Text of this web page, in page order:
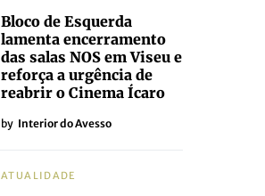
Bloco de Esquerda
lamenta encerramento
das salas NOS em Viseu e
reforça a urgência de
reabrir o Cinema Ícaro
by Interior do Avesso
ATUALIDADE